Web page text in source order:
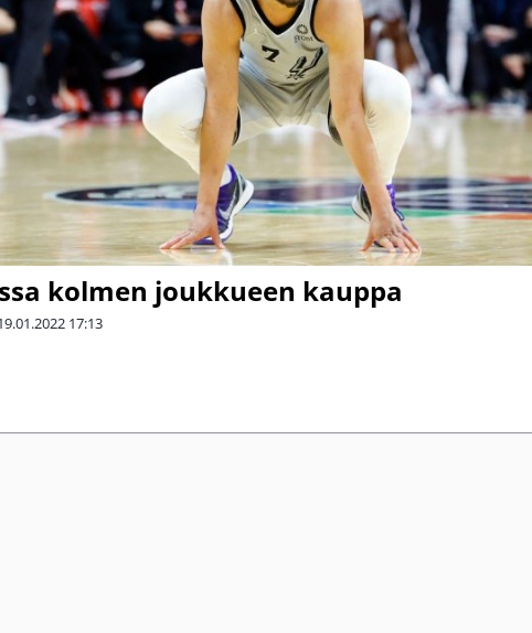
kolmen joukkueen kauppa
17:13